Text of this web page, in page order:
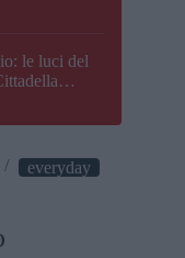
le luci del
everyday